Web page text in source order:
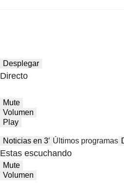
Desplegar
Directo
Mute
Volumen
Play
Noticias en 3′ Últimos programas
Estas escuchando
Mute
Volumen